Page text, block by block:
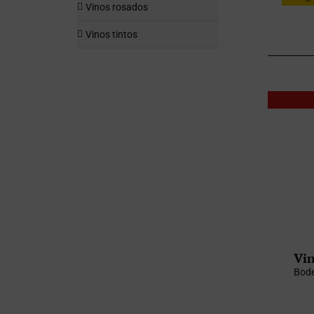
Vinos rosados
Vinos tintos